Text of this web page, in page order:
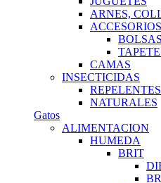
ARNES,
ACCESORIOS
CAMAS
INSECTICIDAS
REPELENTES
NATURALES
Gatos
ALIMENTACION
HUMEDA
BRIT